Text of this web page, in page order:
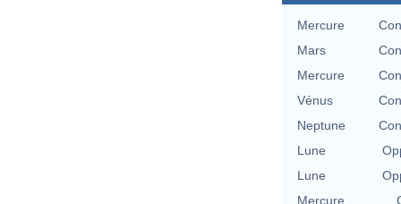
Mercure
Mars
Mercure
Vénus
Neptune
Lune
Lune
Mercure